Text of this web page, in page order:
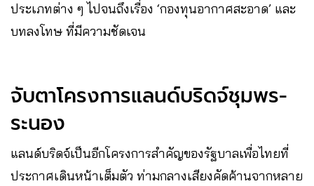
ประเภทต่าง ๆ ไปจนถึงเรื่อง ‘กองทุนอากาศสะอาด’ และ
บทลงโทษ ที่มีความชัดเจน
จับตาโครงการแลนด์บริดจ์ชุมพร-
ระนอง​
​แลนด์บริดจ์เป็นอีกโครงการสำคัญของรัฐบาลเพื่อไทยที่
ประกาศเดินหน้าเต็มตัว ท่ามกลางเสียงคัดค้านจากหลาย